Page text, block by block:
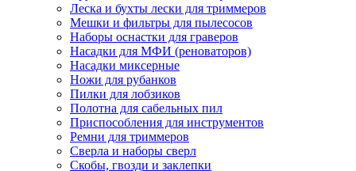
Леска и бухты лески для триммеров
Мешки и фильтры для пылесосов
Наборы оснастки для граверов
Насадки для МФИ (реноваторов)
Насадки миксерные
Ножи для рубанков
Пилки для лобзиков
Полотна для сабельных пил
Приспособления для инструментов
Ремни для триммеров
Сверла и наборы сверл
Скобы, гвозди и заклепки